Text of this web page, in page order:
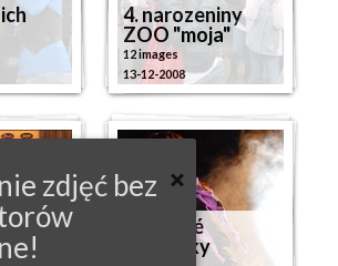
4. narozeniny
ZOO "moja"
12 images
13-12-2008
Valašské
Klobouky
zdjęć bez